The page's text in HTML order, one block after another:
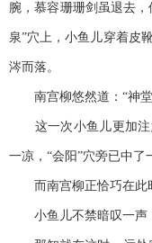
腕，慕容珊珊剑虽退去
泉”穴上，小鱼儿穿着皮
涔而落。
南宫柳悠然道：“神
这一次小鱼儿更加注
一凉，“会阳”穴旁已中了
而南宫柳正恰巧在此
小鱼儿不禁暗叹一声